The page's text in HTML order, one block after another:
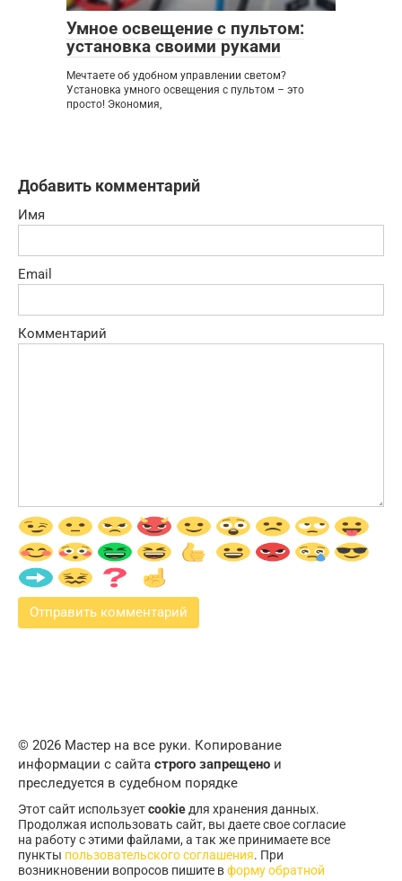
Умное освещение с пультом:
установка своими руками
Мечтаете об удобном управлении светом?
Установка умного освещения с пультом – это
просто! Экономия,
Добавить комментарий
Имя
Email
Комментарий
© 2026 Мастер на все руки. Копирование
информации с сайта строго запрещено и
преследуется в судебном порядке
Этот сайт используетcookie для хранения данных.
Продолжая использовать сайт, вы даете свое согласие
на работу с этими файлами, а так же принимаете все
пункты пользовательского соглашения. При
возникновении вопросов пишите вформу обратной